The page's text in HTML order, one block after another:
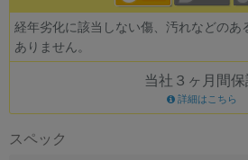
経年劣化に該当しない傷、汚れなどのあ
ありません。
当社３ヶ月間
詳細はこちら
スペック